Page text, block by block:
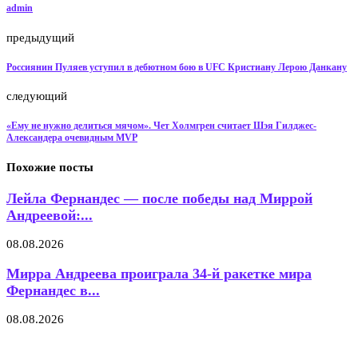
admin
предыдущий
Россиянин Пуляев уступил в дебютном бою в UFC Кристиану Лерою Данкану
следующий
«Ему не нужно делиться мячом». Чет Холмгрен считает Шэя Гилджес-
Александера очевидным MVP
Похожие посты
Лейла Фернандес — после победы над Миррой
Андреевой:...
08.08.2026
Мирра Андреева проиграла 34-й ракетке мира
Фернандес в...
08.08.2026